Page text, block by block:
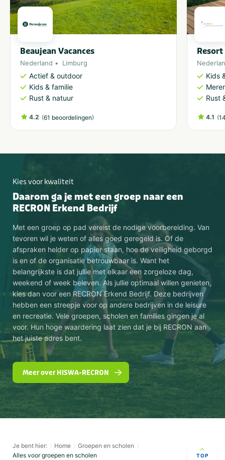
Beaujean Vacances
Nederland Limburg
Actief & outdoor
Kids & familie
Rust & natuur
4.2 (61 beoordelingen)
Kids
Rust
4.1 (
Kies voor kwaliteit
Daarom ga je met een groep naar een
RECRON Erkend Bedrijf
Met een groep op pad vereist de nodige voorbereiding. Van
tevoren wil je weten of alles goed geregeld is. Of de
afspraken helder op papier staan, hoe de veiligheid geborgd
is en of de organisatie betrouwbaar is. Want het
belangrijkste is dat jullie met elkaar een zorgeloze dag,
weekend of week beleven. Als jullie optimaal willen genieten,
kies dan voor een RECRON Erkend Bedrijf. Deze bedrijven
hebben een streepje voor op andere bedrijven in de leisure
en recreatie. Vele groepen, scholen en families gingen je al
voor. Hun hoge waardering laat zien dat je bij RECRON aan
het juiste adres bent.
Meer over HISWA-RECRON
Je bent hier: Home
Groepen en scholen
Alles voor groepen en scholen
TOP